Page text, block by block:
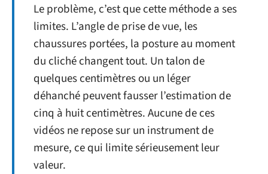
Le problème, c’est que cette méthode a ses
limites. L’angle de prise de vue, les
chaussures portées, la posture au moment
du cliché changent tout. Un talon de
quelques centimètres ou un léger
déhanché peuvent fausser l’estimation de
cinq à huit centimètres. Aucune de ces
vidéos ne repose sur un instrument de
mesure, ce qui limite sérieusement leur
valeur.